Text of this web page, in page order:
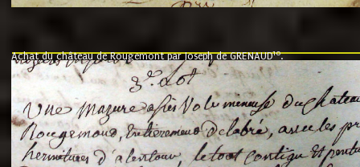
Achat du château de Rougemont par Joseph de GRENAUD10.
"l'an mil six cent soixante treze le ving neuvième jour du mois de
nommé fut présent Messire Claude Guillaume de Moyriat chevalier baron
vend, purement simplement et irrevocablement a monseigneur monsieur
et chavannes conseiller du roy au parlement de Bourgogne, present et
que le dit seigneur Baron de la Vellière a sur ses hommes, indivisables et